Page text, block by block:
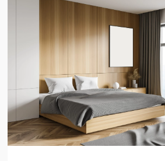
Para quem o
Automação
é
As soluções deCRM e
Omnibees
atendem a todas
hoteleiro, com
com agências externas.